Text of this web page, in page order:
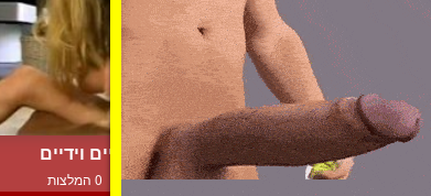
מה אנ...
|
עבודת רגליים וידיים
3804 צפיות | 0 המלצות